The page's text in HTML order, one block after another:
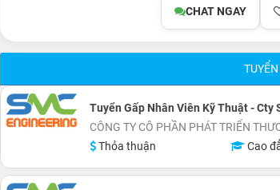
CHAT NGAY
Tuyển Gấp Nhân Viên Kỹ Thuật - Cty
CÔNG TY CÔ PHẦN PHÁT TRIỂN
Thỏa thuận
Cao